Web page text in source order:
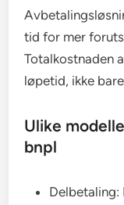
tid for mer
Totalkostnaden
løpetid, ikke
Ulike
bnpl
Delbetaling: